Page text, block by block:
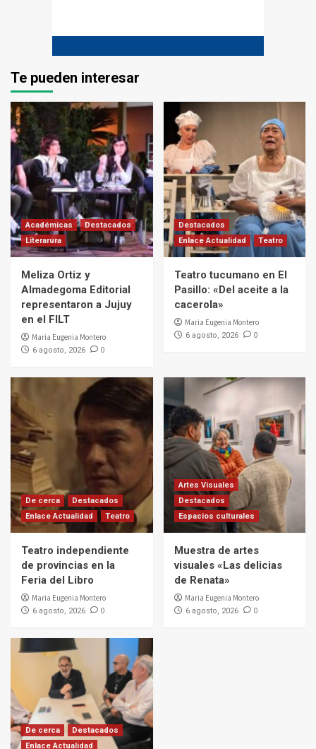
Te pueden interesar
Académicas
Destacados
Literarura
Meliza Ortiz y
Almadegoma Editorial
representaron a Jujuy
en el FILT
Maria Eugenia Montero
6 agosto, 2026 0
Destacados
Enlace Actualidad
Teatro
Teatro tucumano en El
Pasillo: «Del aceite a la
cacerola»
Maria Eugenia Montero
6 agosto, 2026 0
De cerca
Destacados
Enlace Actualidad
Teatro
Teatro independiente
de provincias en la
Feria del Libro
Maria Eugenia Montero
6 agosto, 2026 0
Artes Visuales
Destacados
Espacios culturales
Muestra de artes
visuales «Las delicias
de Renata»
Maria Eugenia Montero
6 agosto, 2026 0
De cerca
Destacados
Enlace Actualidad